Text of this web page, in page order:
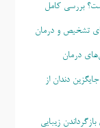
است؟ بررسی کامل
تشخیص و درمان
درمان
دندان از
زیبایی